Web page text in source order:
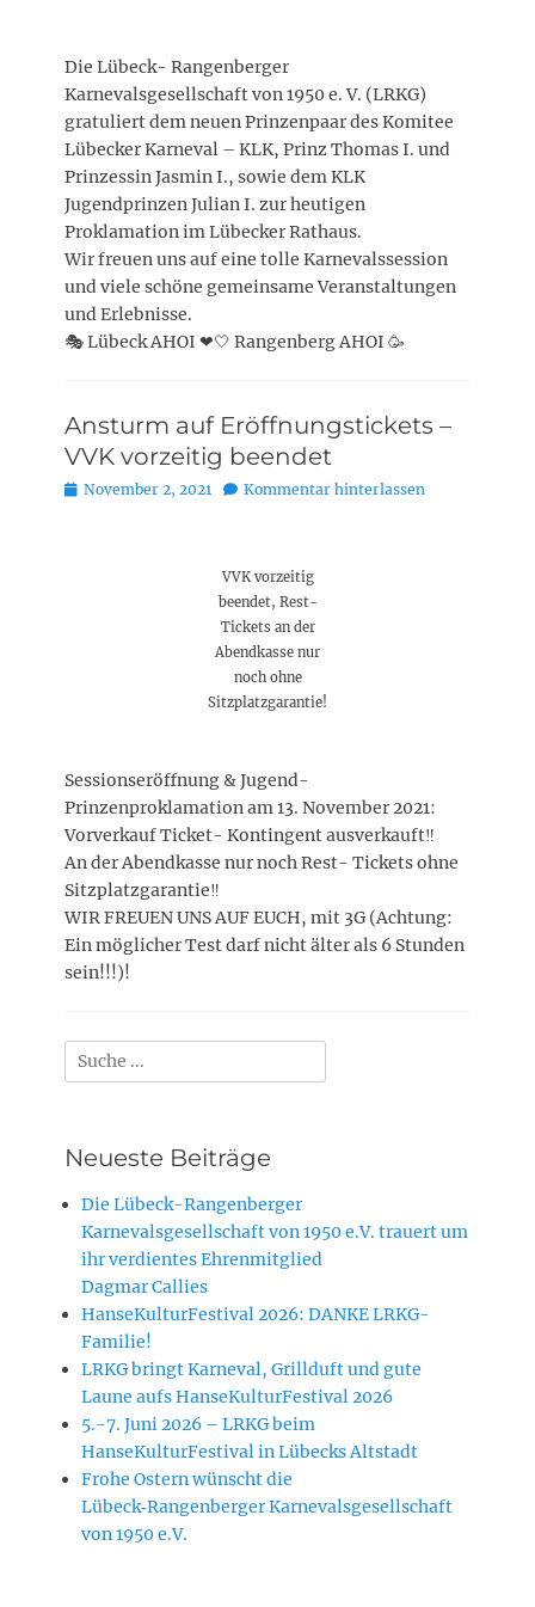
Die Lübeck- Rangenberger
Karnevalsgesellschaft von 1950 e. V. (LRKG)
gratuliert dem neuen Prinzenpaar des Komitee
Lübecker Karneval – KLK, Prinz Thomas I. und
Prinzessin Jasmin I., sowie dem KLK
Jugendprinzen Julian I. zur heutigen
Proklamation im Lübecker Rathaus.
Wir freuen uns auf eine tolle Karnevalssession
und viele schöne gemeinsame Veranstaltungen
und Erlebnisse.
🎭 Lübeck AHOI ❤🤍 Rangenberg AHOI 🥳
Ansturm auf Eröffnungstickets –
VVK vorzeitig beendet
Posted
November 2, 2021 Kommentar hinterlassen
VVK vorzeitig
beendet, Rest-
Tickets an der
Abendkasse nur
noch ohne
Sitzplatzgarantie!
Sessionseröffnung & Jugend-
Prinzenproklamation am 13. November 2021:
Vorverkauf Ticket- Kontingent ausverkauft‼️
An der Abendkasse nur noch Rest- Tickets ohne
Sitzplatzgarantie‼️
WIR FREUEN UNS AUF EUCH, mit 3G (Achtung:
Ein möglicher Test darf nicht älter als 6 Stunden
sein!!!)!
Suchen
nach:
Neueste Beiträge
Die Lübeck-Rangenberger
Karnevalsgesellschaft von 1950 e.V. trauert um
ihr verdientes Ehrenmitglied
Dagmar Callies
HanseKulturFestival 2026: DANKE LRKG-
Familie!
LRKG bringt Karneval, Grillduft und gute
Laune aufs HanseKulturFestival 2026
5.-7. Juni 2026 – LRKG beim
HanseKulturFestival in Lübecks Altstadt
Frohe Ostern wünscht die
Lübeck‑Rangenberger Karnevalsgesellschaft
von 1950 e.V.